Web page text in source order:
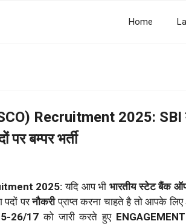
Home
Recruitment 2025:
बम्पर भर्ती
2025:यदि आप भीभारतीय स्टेट बैंक
परनौकरीप्राप्त करना चाहते है तो आपके लिए
26/17को जारी करते हुए